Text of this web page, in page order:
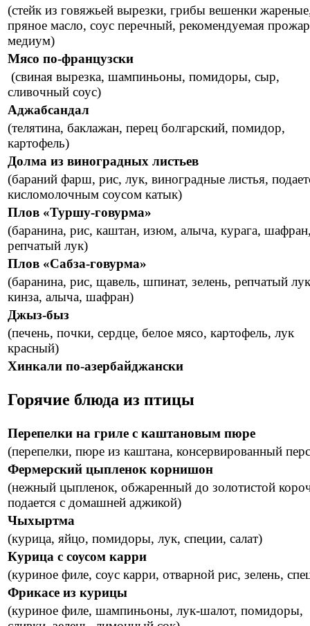
(стейк из говяжьей вырезки, грибы вешенки
пряное масло, соус перечный, рекомендуемая
медиум)
Мясо по-французски
(свиная вырезка, шампиньоны, помидоры, сыр,
сливочный соус)
Аджабсандал
(телятина, баклажан, перец болгарский, помидор,
картофель)
Долма из виноградных листьев
(бараний фарш, рис, лук, виноградные листья,
кисломолочным соусом катык)
Плов «Туршу-говурма»
(баранина, рис, каштан, изюм, алыча, курага,
репчатый лук)
Плов «Сабза-говурма»
(баранина, рис, щавель, шпинат, зелень, репчатый
кинза, алыча, шафран)
Джыз-быз
(печень, почки, сердце, белое мясо, картофель, лук
красный)
Хинкали по-азербайджански
Горячие блюда из птицы
Перепелки на гриле с каштановым пюре
(перепелки, пюре из каштана, консервированный
Фермерский цыпленок корнишон
(нежный цыпленок, обжаренный до золотистой
подается с домашней аджикой)
Чыхыртма
(курица, яйцо, помидоры, лук, специи, салат)
Курица с соусом карри
(куриное филе, соус карри, отварной рис, зелень,
Фрикасе из курицы
(куриное филе, шампиньоны, лук-шалот, помидоры,